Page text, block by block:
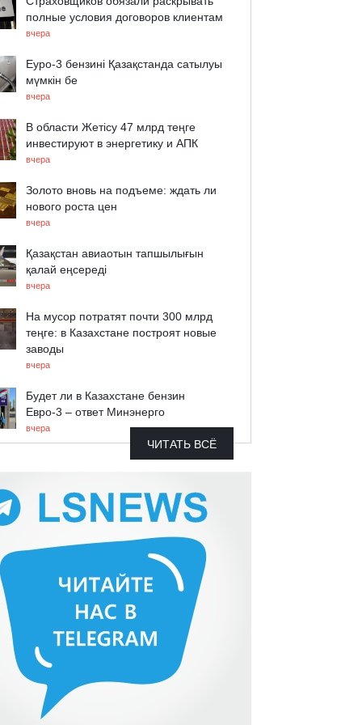
полные условия договоров клиентам
вчера
Еуро-3 бензині Қазақстанда сатылуы
мүмкін бе
вчера
В области Жетісу 47 млрд теңге
инвестируют в энергетику и АПК
вчера
Золото вновь на подъеме: ждать ли
нового роста цен
вчера
Қазақстан авиаотын тапшылығын
қалай еңсереді
вчера
На мусор потратят почти 300 млрд
теңге: в Казахстане построят новые
заводы
вчера
Будет ли в Казахстане бензин
Евро-3 – ответ Минэнерго
вчера
ЧИТАТЬ ВСЁ